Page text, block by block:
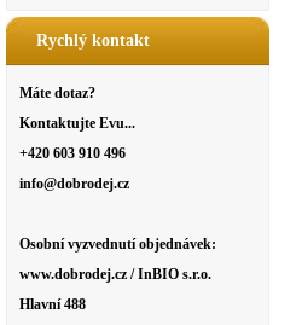
Rychlý kontakt
Máte dotaz?
Kontaktujte Evu...
+420 603 910 496
info@dobrodej.cz
Osobní vyzvednutí objednávek:
www.dobrodej.cz / InBIO s.r.o.
Hlavní 488